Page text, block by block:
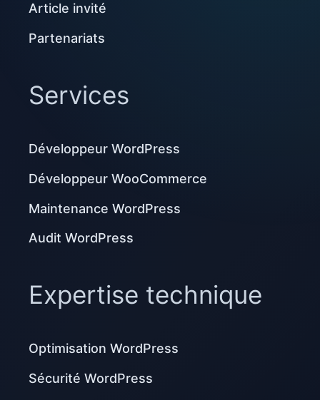
Article invité
Partenariats
Services
Développeur WordPress
Développeur WooCommerce
Maintenance WordPress
Audit WordPress
Expertise technique
Optimisation WordPress
Sécurité WordPress